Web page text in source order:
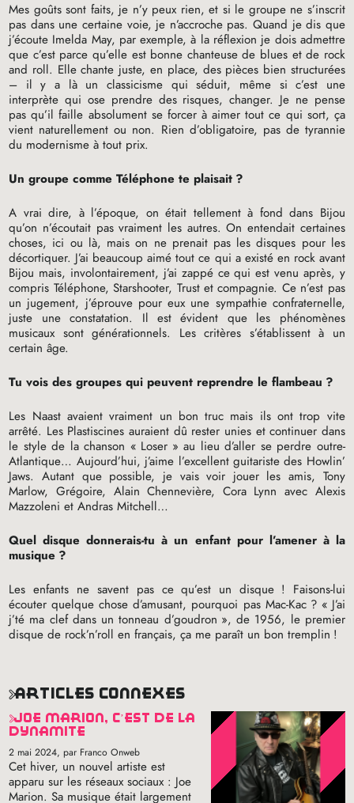
Mes goûts sont faits, je n’y peux rien, et si le groupe ne s’inscrit
pas dans une certaine voie, je n’accroche pas. Quand je dis que
j’écoute Imelda May, par exemple, à la réflexion je dois admettre
que c’est parce qu’elle est bonne chanteuse de blues et de rock
and roll. Elle chante juste, en place, des pièces bien structurées
– il y a là un classicisme qui séduit, même si c’est une
interprète qui ose prendre des risques, changer. Je ne pense
pas qu’il faille absolument se forcer à aimer tout ce qui sort, ça
vient naturellement ou non. Rien d’obligatoire, pas de tyrannie
du modernisme à tout prix.
Un groupe comme Téléphone te plaisait ?
A vrai dire, à l’époque, on était tellement à fond dans Bijou
qu’on n’écoutait pas vraiment les autres. On entendait certaines
choses, ici ou là, mais on ne prenait pas les disques pour les
décortiquer. J’ai beaucoup aimé tout ce qui a existé en rock avant
Bijou mais, involontairement, j’ai zappé ce qui est venu après, y
compris Téléphone, Starshooter, Trust et compagnie. Ce n’est pas
un jugement, j’éprouve pour eux une sympathie confraternelle,
juste une constatation. Il est évident que les phénomènes
musicaux sont générationnels. Les critères s’établissent à un
certain âge.
Tu vois des groupes qui peuvent reprendre le flambeau ?
Les Naast avaient vraiment un bon truc mais ils ont trop vite
arrêté. Les Plastiscines auraient dû rester unies et continuer dans
le style de la chanson « Loser » au lieu d’aller se perdre outre-
Atlantique… Aujourd’hui, j’aime l’excellent guitariste des Howlin’
Jaws. Autant que possible, je vais voir jouer les amis, Tony
Marlow, Grégoire, Alain Chennevière, Cora Lynn avec Alexis
Mazzoleni et Andras Mitchell…
Quel disque donnerais-tu à un enfant pour l’amener à la
musique ?
Les enfants ne savent pas ce qu’est un disque ! Faisons-lui
écouter quelque chose d’amusant, pourquoi pas Mac-Kac ? « J’ai
j’té ma clef dans un tonneau d’goudron », de 1956, le premier
disque de rock’n’roll en français, ça me paraît un bon tremplin !
articles connexes
joe marion, c’est de la
dynamite
2 mai 2024, par Franco Onweb
Cet hiver, un nouvel artiste est
apparu sur les réseaux sociaux : Joe
Marion. Sa musique était largement